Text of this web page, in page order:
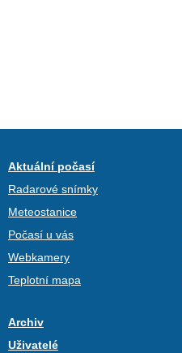
Aktuální počasí
Radarové snímky
Meteostanice
Počasí u vás
Webkamery
Teplotní mapa
Archiv
Uživatelé